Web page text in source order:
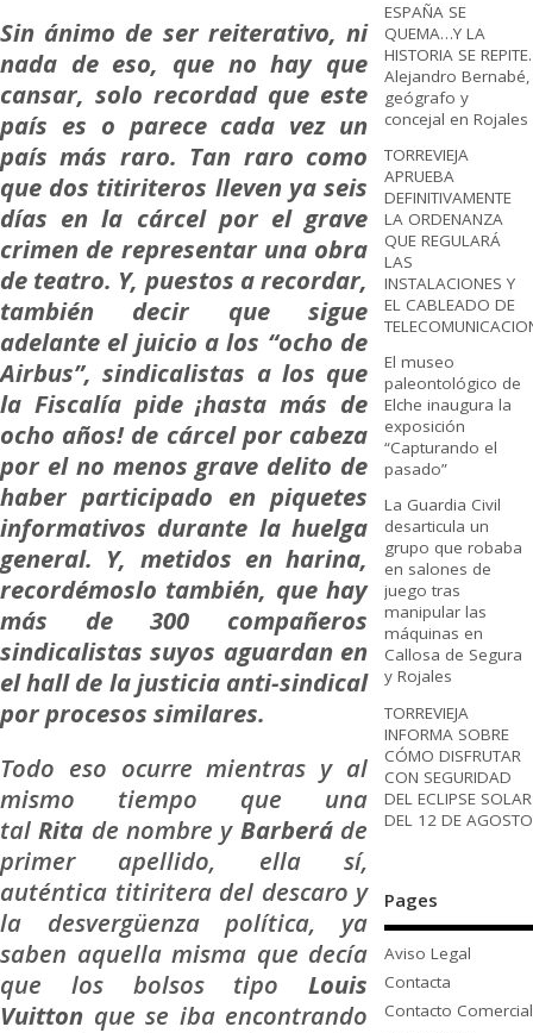
Sin ánimo de ser reiterativo, ni
nada de eso, que no hay que
cansar, solo recordad que este
país es o parece cada vez un
país más raro. Tan raro como
que dos titiriteros lleven ya seis
días en la cárcel por el grave
crimen de representar una obra
de teatro. Y, puestos a recordar,
también decir que sigue
adelante el juicio a los “ocho de
Airbus”, sindicalistas a los que
la Fiscalía pide ¡hasta más de
ocho años! de cárcel por cabeza
por el no menos grave delito de
haber participado en piquetes
informativos durante la huelga
general. Y, metidos en harina,
recordémoslo también, que hay
más de 300 compañeros
sindicalistas suyos aguardan en
el hall de la justicia anti-sindical
por procesos similares.
Todo eso ocurre mientras y al
mismo tiempo que una
tal Rita de nombre y Barberáde
primer apellido, ella sí,
auténtica titiritera del descaro y
la desvergüenza política, ya
saben aquella misma que decía
que los bolsos tipoLouis
Vuitton que se iba encontrando
ESPAÑA SE
QUEMA…Y LA
HISTORIA SE REPITE.
Alejandro Bernabé,
geógrafo y
concejal en Rojales
TORREVIEJA
APRUEBA
DEFINITIVAMENTE
LA ORDENANZA
QUE REGULARÁ
LAS
INSTALACIONES Y
EL CABLEADO DE
El museo
paleontológico de
Elche inaugura la
exposición
“Capturando el
pasado”
La Guardia Civil
desarticula un
grupo que robaba
en salones de
juego tras
manipular las
máquinas en
Callosa de Segura
y Rojales
TORREVIEJA
INFORMA SOBRE
CÓMO DISFRUTAR
CON SEGURIDAD
DEL ECLIPSE SOLAR
DEL 12 DE AGOSTO
Pages
Aviso Legal
Contacta
Contacto Comercial